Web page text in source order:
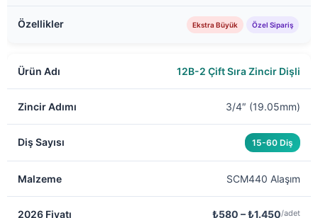
Ekstra Büyük Özel Sipariş
12B-2 Çift Sıra Zincir Dişli
3/4″ (19.05mm)
15-60 Diş
SCM440 Alaşım
₺580 – ₺1.450/adet